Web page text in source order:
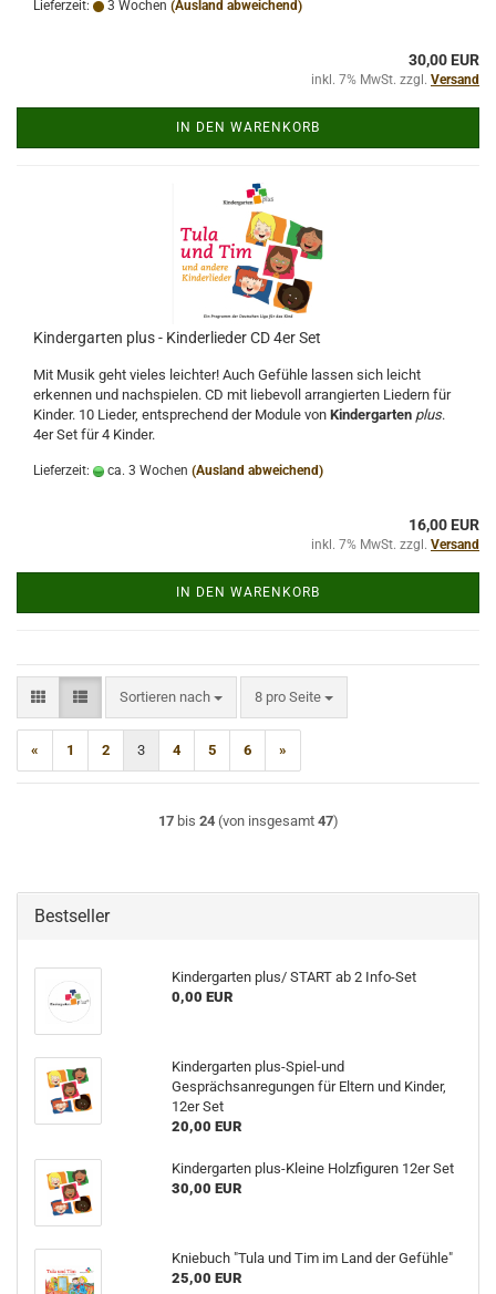
Lieferzeit: 3 Wochen (Ausland abweichend)
30,00 EUR
inkl. 7% MwSt. zzgl. Versand
IN DEN WARENKORB
Kindergarten plus - Kinderlieder CD 4er Set
Mit Musik geht vieles leichter! Auch Gefühle lassen sich leicht
erkennen und nachspielen. CD mit liebevoll arrangierten Liedern für
Kinder. 10 Lieder, entsprechend der Module von Kindergarten plus.
4er Set für 4 Kinder.
Lieferzeit: ca. 3 Wochen (Ausland abweichend)
16,00 EUR
inkl. 7% MwSt. zzgl. Versand
IN DEN WARENKORB
Sortieren nach
Sortieren nach 8 pro Seite
pro Seite
« 1 2 3 4 5 6 »
17bis 24(von insgesamt 47)
Bestseller
Kindergarten plus/ START ab 2 Info-Set
0,00 EUR
Kindergarten plus-Spiel-und
Gesprächsanregungen für Eltern und Kinder,
12er Set
20,00 EUR
Kindergarten plus-Kleine Holzfiguren 12er Set
30,00 EUR
Kniebuch "Tula und Tim im Land der Gefühle"
25,00 EUR